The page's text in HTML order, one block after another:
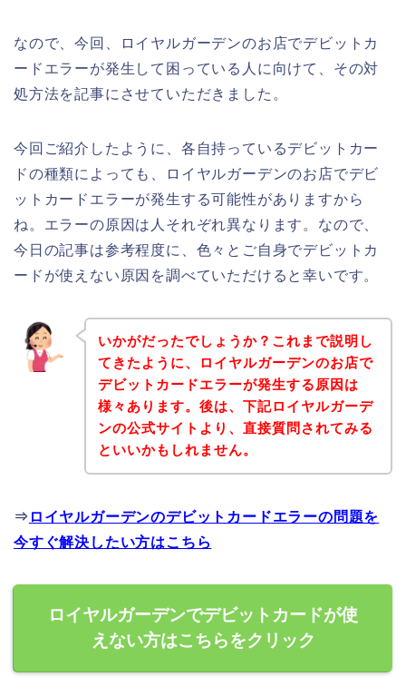
なので、今回、ロイヤルガーデンのお店でデビットカ
ードエラーが発生して困っている人に向けて、その対
処方法を記事にさせていただきました。
今回ご紹介したように、各自持っているデビットカー
ドの種類によっても、ロイヤルガーデンのお店でデビ
ットカードエラーが発生する可能性がありますから
ね。エラーの原因は人それぞれ異なります。なので、
今日の記事は参考程度に、色々とご自身でデビットカ
ードが使えない原因を調べていただけると幸いです。
いかがだったでしょうか？これまで説明し
てきたように、ロイヤルガーデンのお店で
デビットカードエラーが発生する原因は
様々あります。後は、下記ロイヤルガーデ
ンの公式サイトより、直接質問されてみる
といいかもしれません。
⇒ ロイヤルガーデンのデビットカードエラーの問題を
今すぐ解決したい方はこちら
ロイヤルガーデンでデビットカードが使
えない方はこちらをクリック